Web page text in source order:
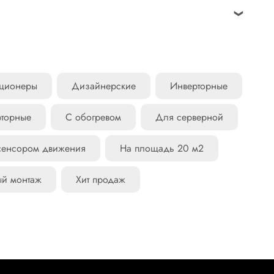
Дизайнерские Инверторные
С обогревом Для серверной
движения На площадь 20 м2
монтаж Хит продаж